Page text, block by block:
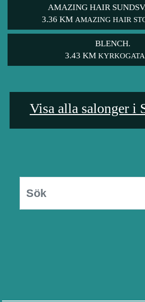
AMAZING HAIR
3.36 KM AMAZING HAIR
BLENCH.
3.43 KM
Visa alla salonger i